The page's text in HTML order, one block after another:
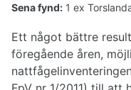
Nattskärra-praktfåglar
Lärkor och svalor
Piplärkor-järnsparv
Trastfåglar
Sångare
Sena fynd: 1 ex
Ett något bättre
föregående åren,